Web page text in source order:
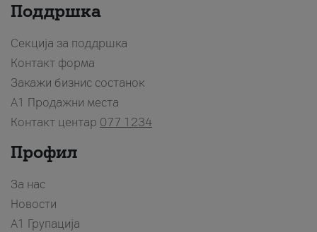
Поддршка
Секција за поддршка
Контакт форма
Закажи бизнис состанок
A1 Продажни места
Контакт центар 077 1234
Профил
За нас
Новости
А1 Групација